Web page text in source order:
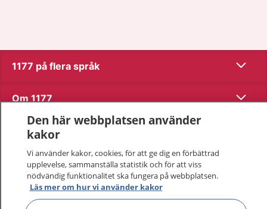
1177 på flera språk Visa
Om 1177 Visa
Kontakt
Behandling av personuppgifter
Hantering av kakor
Den här webbplatsen använder
kakor
Vi använder kakor, cookies, för att ge dig en förbättrad
upplevelse, sammanställa statistik och för att viss
nödvändig funktionalitet ska fungera på webbplatsen.
Läs mer om hur vi använder kakor